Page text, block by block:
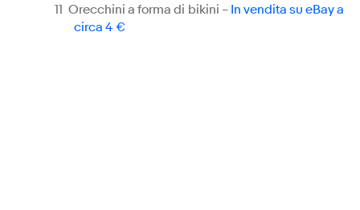
11 Orecchini a forma di bikini – In vendita su eBay a
circa 4 €